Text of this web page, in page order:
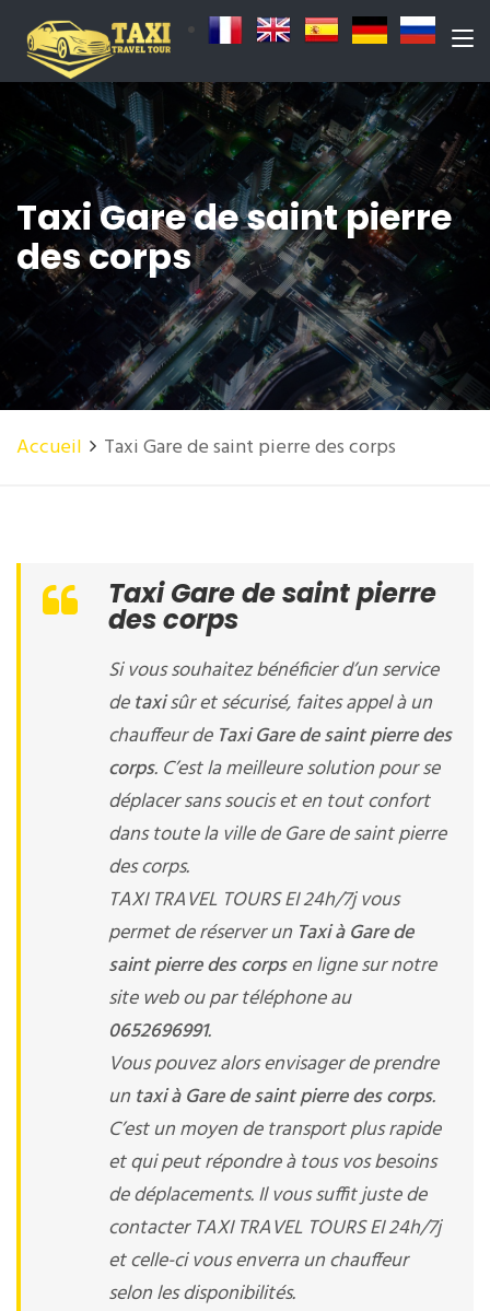
Taxi Gare de saint pierre
des corps
Accueil Taxi Gare de saint pierre des corps
Taxi Gare de saint pierre
des corps
Si vous souhaitez bénéficier d’un service
detaxisûr et sécurisé, faites appel à un
chauffeur de Taxi Gare de saint pierre des
corps. C’est la meilleure solution pour se
déplacer sans soucis et en tout confort
dans toute la ville de Gare de saint pierre
des corps.
TAXI TRAVEL TOURS EI 24h/7j vous
permet de réserver un Taxi à Gare de
saint pierre des corpsen ligne sur notre
site web ou par téléphone au
0652696991.
Vous pouvez alors envisager de prendre
un taxi à Gare de saint pierre des corps.
C’est un moyen de transport plus rapide
et qui peut répondre à tous vos besoins
de déplacements. Il vous suffit juste de
contacter TAXI TRAVEL TOURS EI 24h/7j
et celle-ci vous enverra un chauffeur
selon les disponibilités.